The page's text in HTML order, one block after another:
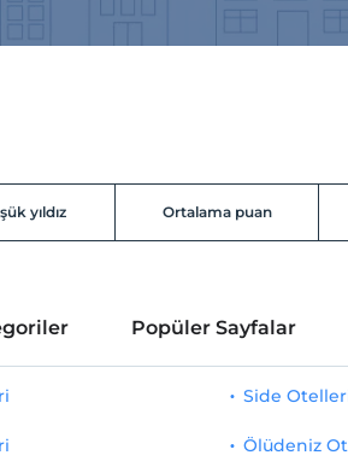
yıldız Ortalama puan
Popüler Sayfalar
Side
Ölüdeniz